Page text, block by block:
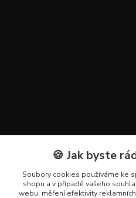
Kontakty
+420 602 223 614
🍪 Jak byste
Soubory cookies používáme ke
shopu a v případě vašeho
webu, měření efektivity